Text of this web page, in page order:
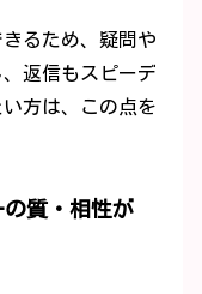
るため、疑問や
返信もスピーデ
方は、この点を
質・相性が